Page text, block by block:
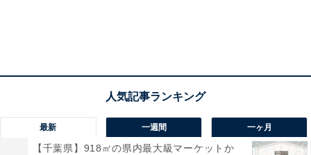
最新 一週間 一ヶ月
【千葉県】918㎡の県内最大級マーケットか